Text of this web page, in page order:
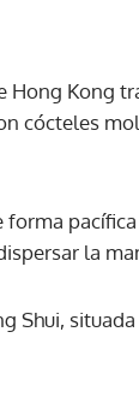
Kong
cócteles
la
Shui,